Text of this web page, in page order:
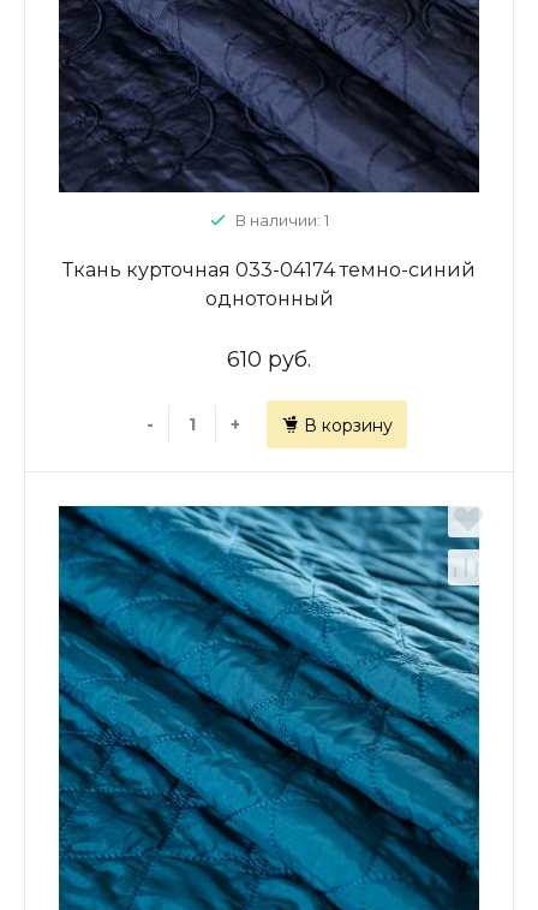
В наличии: 1
Ткань курточная 033-04174 темно-синий
однотонный
610 руб.
- + В корзину